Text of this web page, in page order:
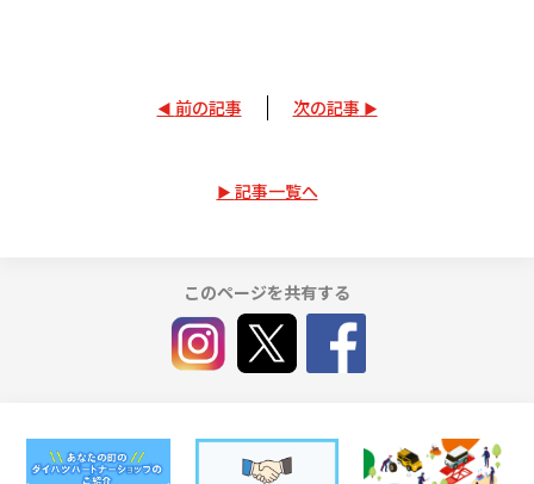
前の記事 次の記事
記事一覧へ
このページを共有する